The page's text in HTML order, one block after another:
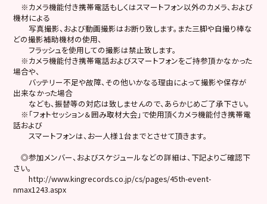
※カメラ機能付き携帯電話もしくはスマートフォン以外のカメラ、および
機材による
写真撮影、および動画撮影はお断り致します。また三脚や自撮り棒な
どの撮影補助機材の使用、
フラッシュを使用しての撮影は禁止致します。
※カメラ機能付き携帯電話およびスマートフォンをご持参頂かなかった
場合や、
バッテリー不足や故障、その他いかなる理由によって撮影や保存が
出来なかった場合
なども、振替等の対応は致しませんので、あらかじめご了承下さい。
※「フォトセッション＆囲み取材大会」で使用頂くカメラ機能付き携帯電
話および
スマートフォンは、お一人様１台までとさせて頂きます。
◎参加メンバー、およびスケジュールなどの詳細は、下記よりご確認下
さい。
http://www.kingrecords.co.jp/cs/pages/45th-event-
nmax1243.aspx